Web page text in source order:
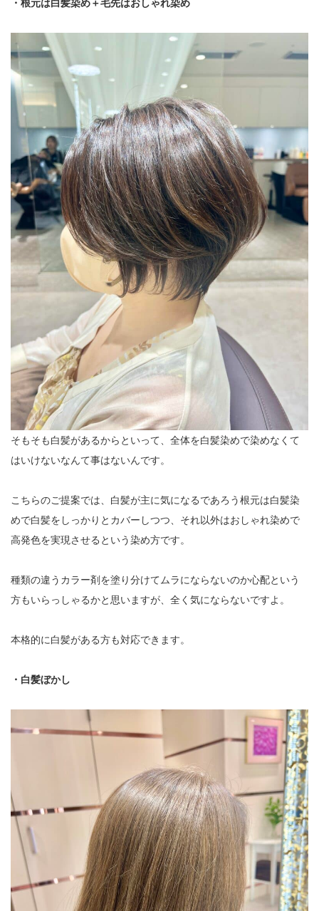
・根元は白髪染め＋毛先はおしゃれ染め
そもそも白髪があるからといって、全体を白髪染めで染めなくて
はいけないなんて事はないんです。
こちらのご提案では、白髪が主に気になるであろう根元は白髪染
めで白髪をしっかりとカバーしつつ、それ以外はおしゃれ染めで
高発色を実現させるという染め方です。
種類の違うカラー剤を塗り分けてムラにならないのか心配という
方もいらっしゃるかと思いますが、全く気にならないですよ。
本格的に白髪がある方も対応できます。
・白髪ぼかし